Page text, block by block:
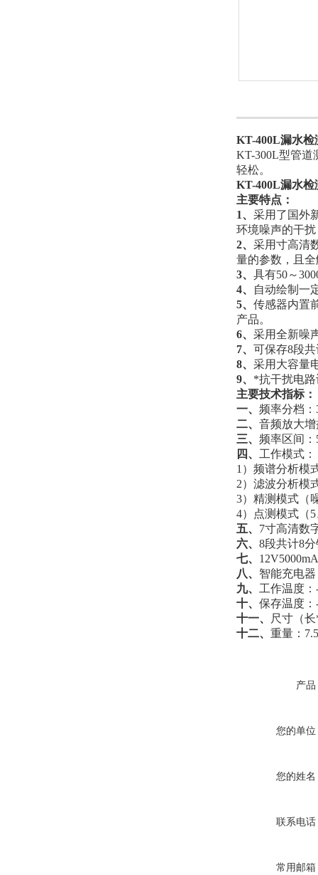
KT-400L漏水检
KT-300L型管道
轻松。
KT-400L漏水检
主要特点：
1、 采用了国外
环境噪声的干
2、 采用寸高清
量的参数，且
3、 具有50～
4、
自动绘制一
5、 传感器内置
产品。
6、 采用全新噪
7、 可保存8段
8、 采用大容量
9、 *抗干扰电
主要技术指标：
一、 频率分档
二、 音频放大
三、 频率区间
四、 工作模式：
1）频谱分析模
2）滤波分析模
3）精测模式（
4）点测模式（
五、 7寸高清数
六、 8段共计8
七、
八、 智能充电器
九、 工作温度
十、 保存温度
十一、
尺寸（
十二、 重量：
产品
您的单位
您的姓名
联系电话
常用邮箱